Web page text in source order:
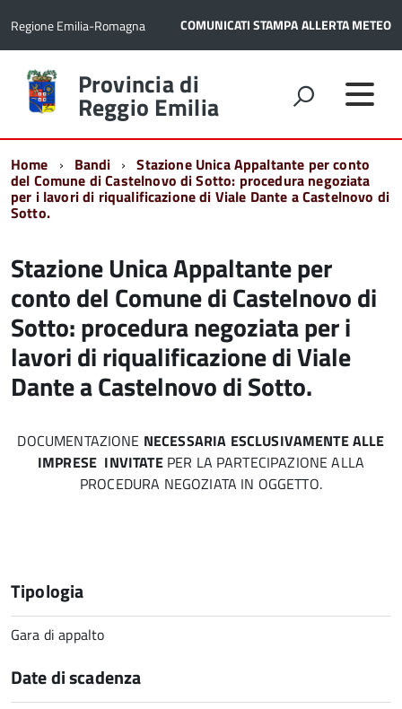
Regione Emilia-Romagna COMUNICATI STAMPAALLERTA METEO
Torna
alla
home
Provincia di
Reggio Emilia
Home Bandi Stazione Unica Appaltante per conto
del Comune di Castelnovo di Sotto: procedura negoziata
per i lavori di riqualificazione di Viale Dante a Castelnovo di
Sotto.
Stazione Unica Appaltante per
conto del Comune di Castelnovo di
Sotto: procedura negoziata per i
lavori di riqualificazione di Viale
Dante a Castelnovo di Sotto.
DOCUMENTAZIONE NECESSARIA ESCLUSIVAMENTE ALLE
IMPRESE INVITATEPER LA PARTECIPAZIONE ALLA
PROCEDURA NEGOZIATA IN OGGETTO.
Tipologia
Gara di appalto
Date di scadenza